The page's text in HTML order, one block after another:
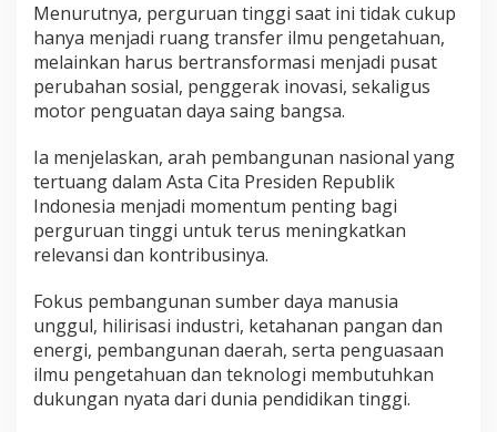
Menurutnya, perguruan tinggi saat ini tidak cukup
hanya menjadi ruang transfer ilmu pengetahuan,
melainkan harus bertransformasi menjadi pusat
perubahan sosial, penggerak inovasi, sekaligus
motor penguatan daya saing bangsa.
Ia menjelaskan, arah pembangunan nasional yang
tertuang dalam Asta Cita Presiden Republik
Indonesia menjadi momentum penting bagi
perguruan tinggi untuk terus meningkatkan
relevansi dan kontribusinya.
Fokus pembangunan sumber daya manusia
unggul, hilirisasi industri, ketahanan pangan dan
energi, pembangunan daerah, serta penguasaan
ilmu pengetahuan dan teknologi membutuhkan
dukungan nyata dari dunia pendidikan tinggi.